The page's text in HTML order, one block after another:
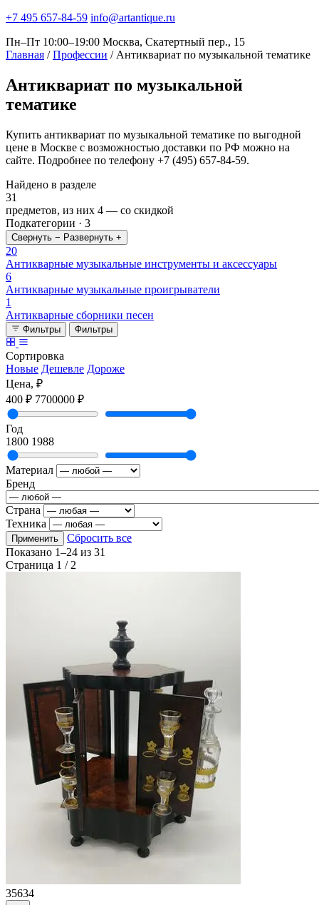
+7 495 657-84-59 info@artantique.ru
Пн–Пт 10:00–19:00 Москва, Скатертный пер., 15
Главная / Профессии / Антиквариат по музыкальной тематике
Антиквариат по музыкальной
тематике
Купить антиквариат по музыкальной тематике по выгодной
цене в Москве с возможностью доставки по РФ можно на
сайте. Подробнее по телефону +7 (495) 657-84-59.
Найдено в разделе
31
предметов, из них 4 — со скидкой
Подкатегории · 3
Свернуть − Развернуть +
20
Антикварные музыкальные инструменты и аксессуары
6
Антикварные музыкальные проигрыватели
1
Антикварные сборники песен
Фильтры Фильтры
Сортировка
Новые Дешевле Дороже
Цена, ₽
400 ₽ 7700000 ₽
Год
1800 1988
Материал
Бренд
Страна
Техника
Применить
Сбросить все
Показано 1–24 из 31
Страница 1 / 2
35634